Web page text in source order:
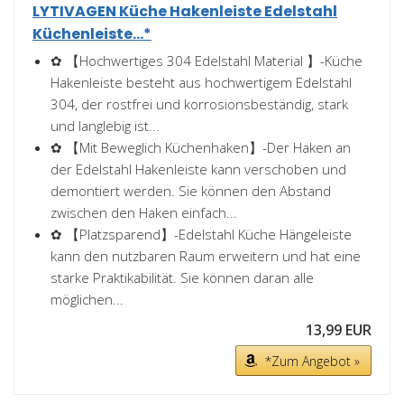
LYTIVAGEN Küche Hakenleiste Edelstahl
Küchenleiste...*
✿ 【Hochwertiges 304 Edelstahl Material 】-Küche
Hakenleiste besteht aus hochwertigem Edelstahl
304, der rostfrei und korrosionsbeständig, stark
und langlebig ist...
✿ 【Mit Beweglich Küchenhaken】-Der Haken an
der Edelstahl Hakenleiste kann verschoben und
demontiert werden. Sie können den Abstand
zwischen den Haken einfach...
✿ 【Platzsparend】-Edelstahl Küche Hängeleiste
kann den nutzbaren Raum erweitern und hat eine
starke Praktikabilität. Sie können daran alle
möglichen...
13,99 EUR
*Zum Angebot »